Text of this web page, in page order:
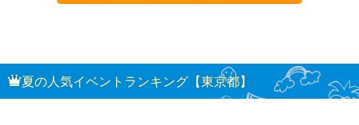
夏の人気イベントランキング【東京都】